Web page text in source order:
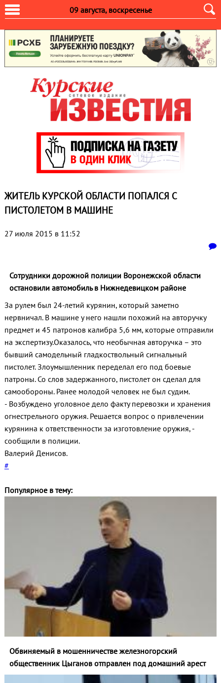
09 августа, воскресенье
ЖИТЕЛЬ КУРСКОЙ ОБЛАСТИ ПОПАЛСЯ С
ПИСТОЛЕТОМ В МАШИНЕ
27 июля 2015 в 11:52
Сотрудники дорожной полиции Воронежской области
остановили автомобиль в Нижнедевицком районе
За рулем был 24-летий курянин, который заметно
нервничал. В машине у него нашли похожий на авторучку
предмет и 45 патронов калибра 5,6 мм, которые отправили
на экспертизу.Оказалось, что необычная авторучка – это
бывший самодельный гладкоствольный сигнальный
пистолет. Злоумышленник переделал его под боевые
патроны. Со слов задержанного, пистолет он сделал для
самообороны. Ранее молодой человек не был судим.
- Возбуждено уголовное дело факту перевозки и хранения
огнестрельного оружия. Решается вопрос о привлечении
курянина к ответственности за изготовление оружия, -
сообщили в полиции.
Валерий Денисов.
#
Популярное в тему:
Обвиняемый в мошенничестве железногорский
общественник Цыганов отправлен под домашний арест